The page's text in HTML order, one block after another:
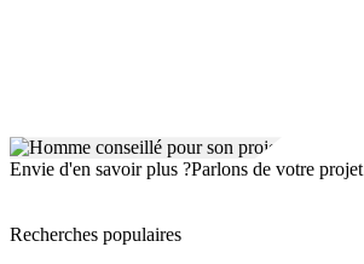
Envie d'en savoir plus ?Parlons de votre projet
Recherches populaires